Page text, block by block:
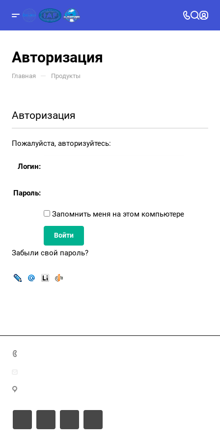
Авторизация
Главная — Продукты
Авторизация
Пожалуйста, авторизуйтесь:
Логин:
Пароль:
Запомнить меня на этом компьютере
Забыли свой пароль?